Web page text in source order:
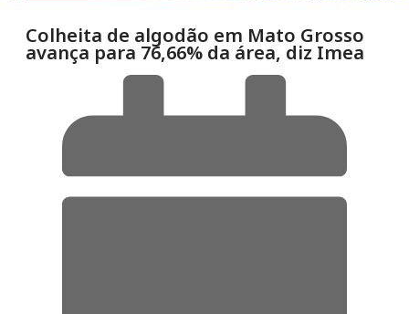
Colheita de algodão em Mato Grosso
avança para 76,66% da área, diz Imea